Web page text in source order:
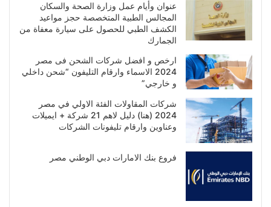
عنوان وأيام عمل وزارة الصحة والسكان
المجالس الطبية المتخصصة حجز مواعيد
الكشف الطبي للحصول على سيارة معفاة من
الجمارك
ارخص و افضل شركات الشحن فى مصر
2024 الاسماء وارقام التليفون “شحن داخلي
و خارجي”
شركات المقاولات الفئة الاولي في مصر
2024 (هنا) دليل لاهم 21 شركة + ايميلات
وعناوين وارقام تليفونات الشركات
فروع بنك الامارات دبي الوطني مصر